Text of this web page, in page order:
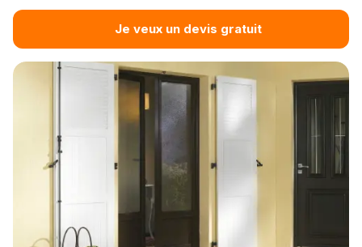
Je veux un devis gratuit